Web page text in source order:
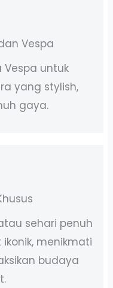
Vespa
untuk
yang stylish,
gaya.
sehari penuh
menikmati
budaya